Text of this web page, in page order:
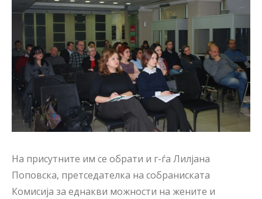
На присутните им се обрати и г-ѓа Лилјана
Поповска, претседателка на собраниската
Комисија за еднакви можности на жените и